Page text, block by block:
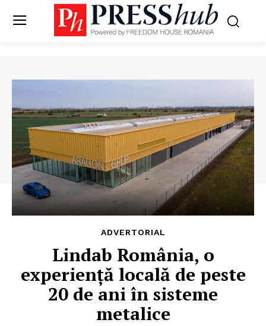
ADVERTORIAL
Lindab România, o
experiență locală de peste
20 de ani în sisteme
metalice